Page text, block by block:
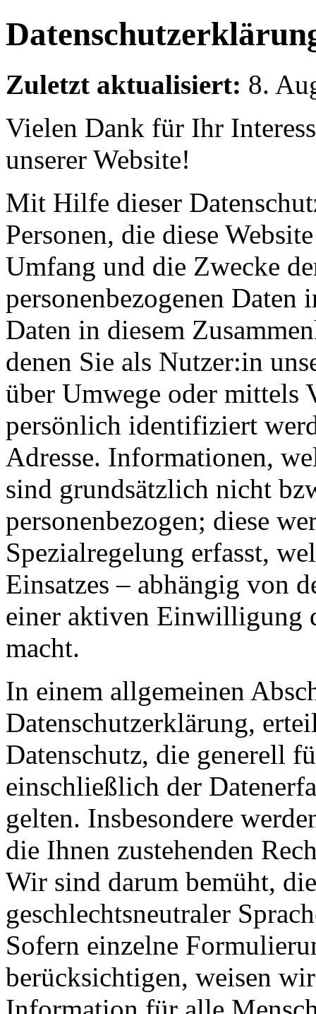
Zuletzt aktualisiert: 8.
Vielen Dank für Ihr
unserer Website!
Mit Hilfe dieser
Personen, die diese
Umfang und die Zwecke
personenbezogenen Daten
Daten in diesem
denen Sie als Nutzer:in
über Umwege oder mittels
persönlich identifiziert
Adresse. Informationen,
sind grundsätzlich nicht
personenbezogen; diese
Spezialregelung erfasst,
Einsatzes – abhängig von
einer aktiven Einwilligung
macht.
In einem allgemeinen
Datenschutzerklärung,
Datenschutz, die generell
einschließlich der
gelten. Insbesondere
die Ihnen zustehenden
Wir sind darum bemüht,
geschlechtsneutraler
Sofern einzelne
berücksichtigen, weisen